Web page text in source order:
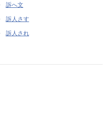
訴へ文
訴人さす
訴人され